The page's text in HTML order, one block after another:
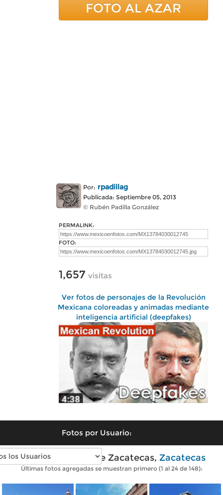
FOTO AL AZAR
Por: rpadillag
Publicada: Septiembre 05, 2013
© Rubén Padilla González
PERMALINK:
FOTO:
1,657 visitas
Ver fotos de personajes de la Revolución
Mexicana coloreadas y animadas mediante
inteligencia artificial (deepfakes)
Fotos por Usuario:
Fotos modernas de Zacatecas, Zacatecas
Últimas fotos agregadas se muestran primero (1 al 24 de 148):